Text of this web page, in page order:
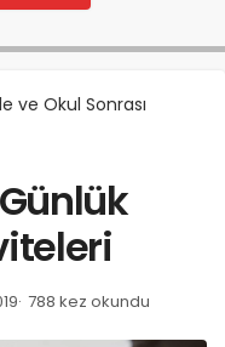
ve Okul Sonrası
788 kez okundu